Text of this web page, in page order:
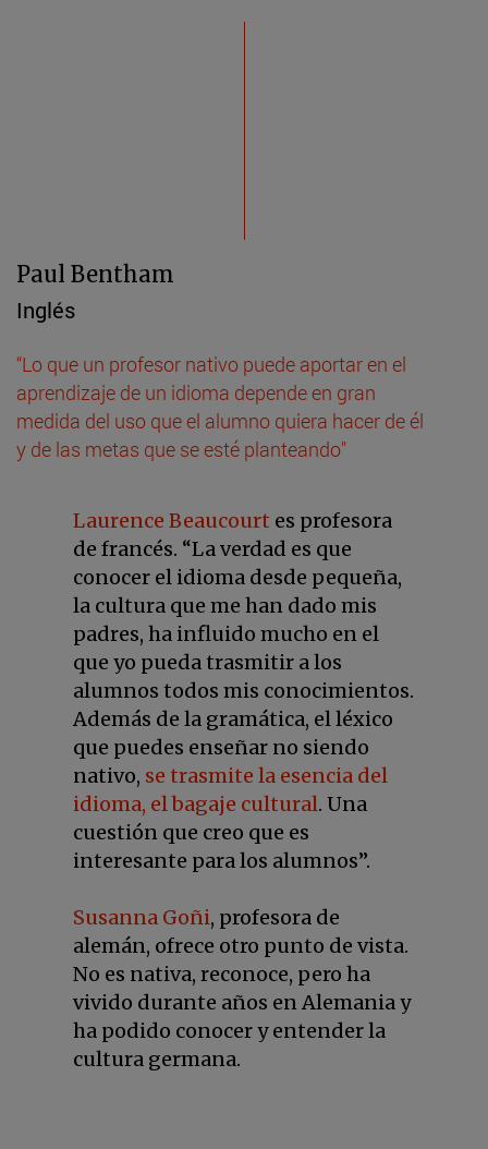
Paul Bentham
Inglés
“Lo que un profesor nativo puede aportar en el
aprendizaje de un idioma depende en gran
medida del uso que el alumno quiera hacer de él
y de las metas que se esté planteando"
Laurence Beaucourt es profesora
de francés. “La verdad es que
conocer el idioma desde pequeña,
la cultura que me han dado mis
padres, ha influido mucho en el
que yo pueda trasmitir a los
alumnos todos mis conocimientos.
Además de la gramática, el léxico
que puedes enseñar no siendo
nativo, se trasmite la esencia del
idioma, el bagaje cultural. Una
cuestión que creo que es
interesante para los alumnos”.
Susanna Goñi, profesora de
alemán, ofrece otro punto de vista.
No es nativa, reconoce, pero ha
vivido durante años en Alemania y
ha podido conocer y entender la
cultura germana.